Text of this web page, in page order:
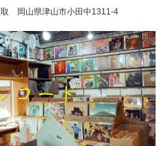
取 岡山県津山市小田中1311-4